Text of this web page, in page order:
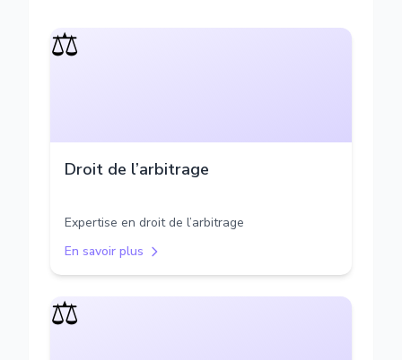
⚖️
Droit de l’arbitrage
Expertise en droit de l’arbitrage
En savoir plus
⚖️